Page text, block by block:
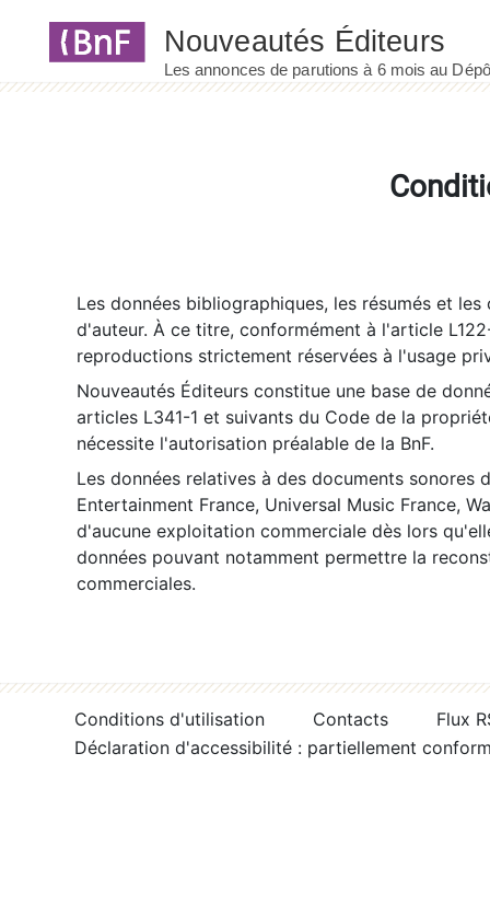
Les données bibliographiques, les résumés et
d'auteur. À ce titre, conformément à l'article
reproductions strictement réservées à l'usage
Nouveautés Éditeurs constitue une base de
articles L341-1 et suivants du Code de la
nécessite l'autorisation préalable de la BnF.
Les données relatives à des documents sonores
Entertainment France, Universal Music France,
d'aucune exploitation commerciale dès lors
données pouvant notamment permettre la
commerciales.
Conditions d'utilisation Contacts
Flux
Déclaration d'accessibilité : partiellement